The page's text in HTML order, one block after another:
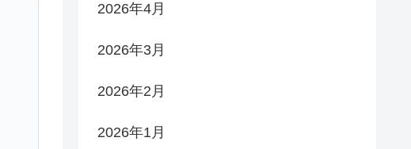
2026年4月
2026年3月
2026年2月
2026年1月